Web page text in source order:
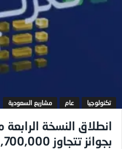
تكنولوجيا عام مشاريع السعودية
انطلاق النسخة
بجوائز تتجاوز 1,700,000 ريال سعودي